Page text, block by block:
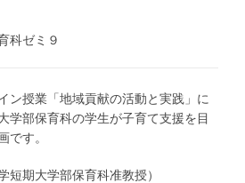
科ゼミ９
ン授業「地域貢献の活動と実践」に
学部保育科の学生が子育て支援を目
です。
短期大学部保育科准教授）